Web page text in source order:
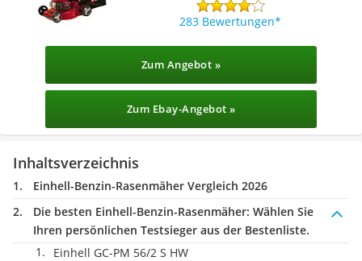
283 Bewertungen
Zum Angebot »
Zum Ebay-Angebot »
Inhaltsverzeichnis
Einhell-Benzin-Rasenmäher Vergleich 2026
Die besten Einhell-Benzin-Rasenmäher: Wählen Sie
Ihren persönlichen Testsieger aus der Bestenliste.
Einhell GC-PM 56/2 S HW